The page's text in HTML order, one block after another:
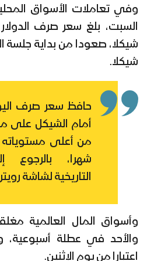
وفي تعاملات الأسواق
شيكلا.
حافظ سعر صرف
أمام الشيكل على
شهرا، بالرجوع
التاريخية لشاشة
وأسواق المال العالمية
والأحد في عطلة أسبوعية،
اعتبارا من يوم الإثنين.